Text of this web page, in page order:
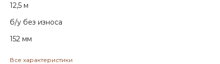
12,5 м
б/у без износа
152 мм
Все характеристики